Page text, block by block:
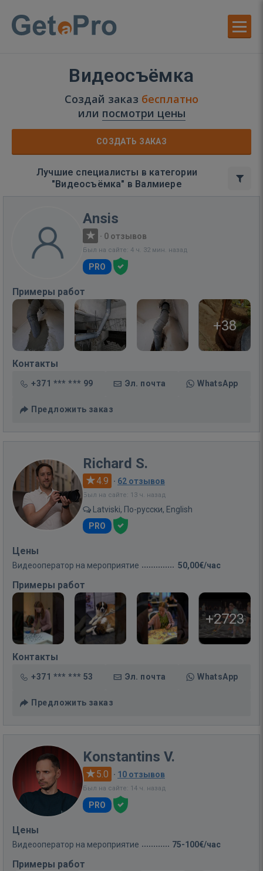
Видеосъёмка
Создай заказ бесплатно
или посмотри цены
СОЗДАТЬ ЗАКАЗ
Лучшие специалисты в категории
"Видеосъёмка" в Валмиере
Ansis
· 0 отзывов
Был на сайте: 4 ч. 32 мин. назад
PRO
Примеры работ
+38
Контакты
+371 *** *** 99 Эл. почта WhatsApp
Предложить заказ
Richard S.
4.9 · 62 отзывов
Был на сайте: 13 ч. назад
Latviski, По-русски, English
PRO
Цены
Видеооператор на мероприятие 50,00€/час
Примеры работ
+2723
Контакты
+371 *** *** 53 Эл. почта WhatsApp
Предложить заказ
Konstantins V.
5.0 · 10 отзывов
Был на сайте: 14 ч. назад
PRO
Цены
Видеооператор на мероприятие 75-100€/час
Примеры работ